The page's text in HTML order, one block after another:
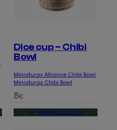
Dice cup – Chibi
Bowl
Miniaturas Alliance Chibi Bowl
Miniaturas Chibi Bowl
8€
Añadir al carrito